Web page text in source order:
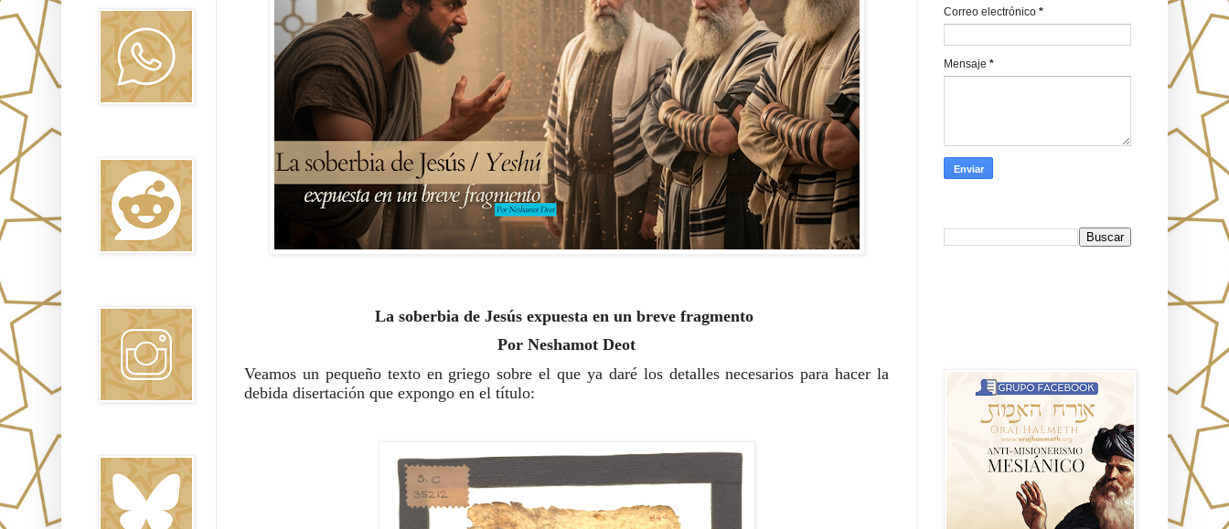
La soberbia de Jesús expuesta en un breve fragmento
Por Neshamot Deot
Veamos un pequeño texto en griego sobre el que ya daré los detalles necesarios para hacer la
debida disertación que expongo en el título:
Correo electrónico *
Mensaje *